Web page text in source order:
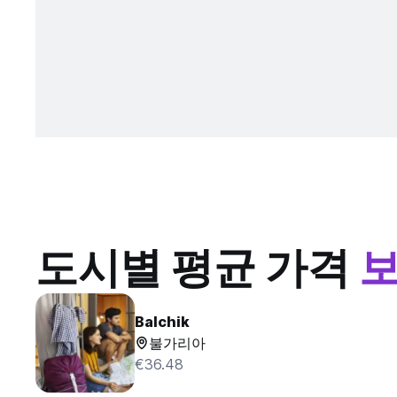
도시별 평균 가격
Balchik
불가리아
€36.48